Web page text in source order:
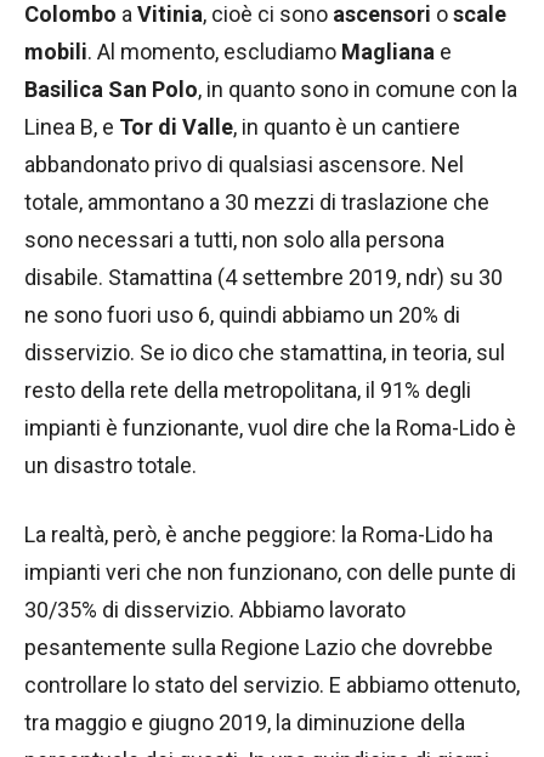
Colombo aVitinia, cioè ci sono ascensori oscale
mobili. Al momento, escludiamo Magliana e
Basilica San Polo, in quanto sono in comune con la
Linea B, e Tor di Valle, in quanto è un cantiere
abbandonato privo di qualsiasi ascensore. Nel
totale, ammontano a 30 mezzi di traslazione che
sono necessari a tutti, non solo alla persona
disabile. Stamattina (4 settembre 2019, ndr) su 30
ne sono fuori uso 6, quindi abbiamo un 20% di
disservizio. Se io dico che stamattina, in teoria, sul
resto della rete della metropolitana, il 91% degli
impianti è funzionante, vuol dire che la Roma-Lido è
un disastro totale.
La realtà, però, è anche peggiore: la Roma-Lido ha
impianti veri che non funzionano, con delle punte di
30/35% di disservizio. Abbiamo lavorato
pesantemente sulla Regione Lazio che dovrebbe
controllare lo stato del servizio. E abbiamo ottenuto,
tra maggio e giugno 2019, la diminuzione della